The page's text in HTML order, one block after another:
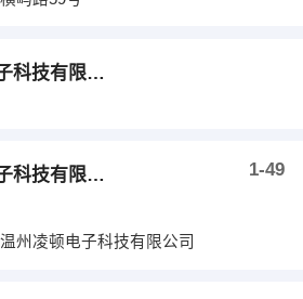
温州希楠电子科技有限公司
温州凌顿电子科技有限公司 1-49
州凌顿电子科技有限公司